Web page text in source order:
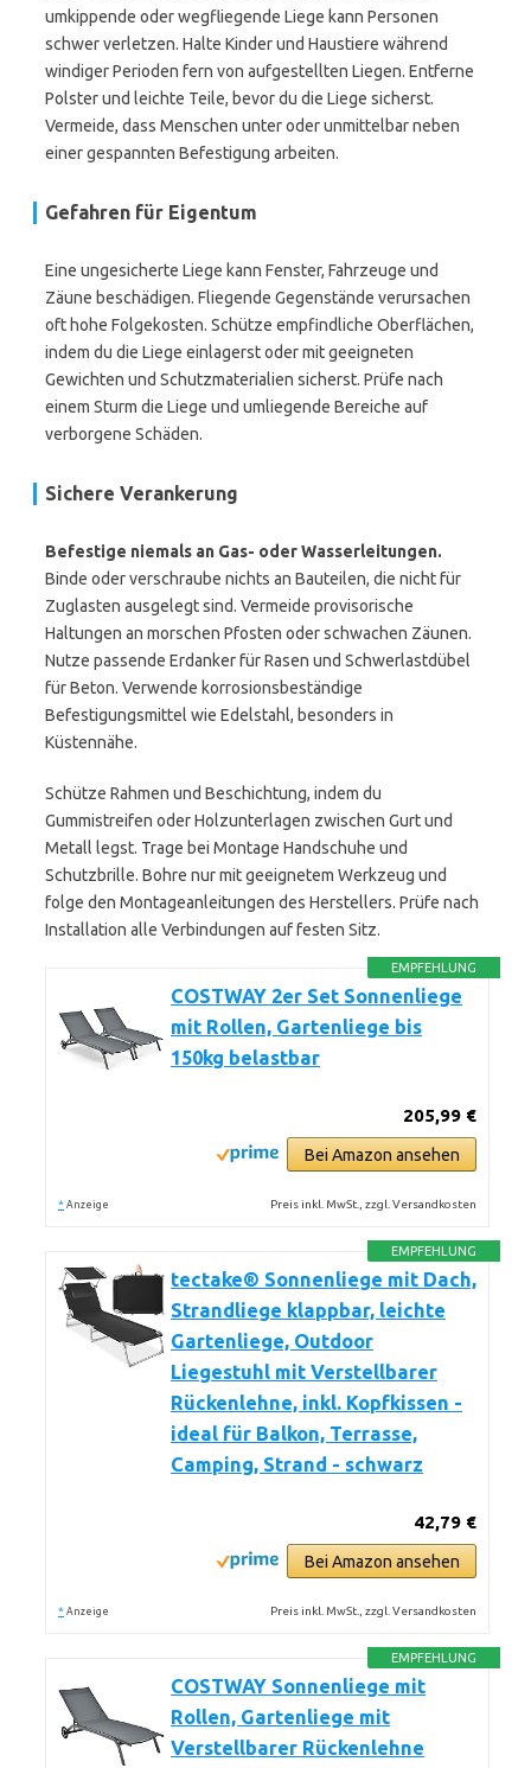
umkippende oder wegfliegende Liege kann Personen
schwer verletzen. Halte Kinder und Haustiere während
windiger Perioden fern von aufgestellten Liegen. Entferne
Polster und leichte Teile, bevor du die Liege sicherst.
Vermeide, dass Menschen unter oder unmittelbar neben
einer gespannten Befestigung arbeiten.
Gefahren für Eigentum
Eine ungesicherte Liege kann Fenster, Fahrzeuge und
Zäune beschädigen. Fliegende Gegenstände verursachen
oft hohe Folgekosten. Schütze empfindliche Oberflächen,
indem du die Liege einlagerst oder mit geeigneten
Gewichten und Schutzmaterialien sicherst. Prüfe nach
einem Sturm die Liege und umliegende Bereiche auf
verborgene Schäden.
Sichere Verankerung
Befestige niemals an Gas- oder Wasserleitungen.
Binde oder verschraube nichts an Bauteilen, die nicht für
Zuglasten ausgelegt sind. Vermeide provisorische
Haltungen an morschen Pfosten oder schwachen Zäunen.
Nutze passende Erdanker für Rasen und Schwerlastdübel
für Beton. Verwende korrosionsbeständige
Befestigungsmittel wie Edelstahl, besonders in
Küstennähe.
Schütze Rahmen und Beschichtung, indem du
Gummistreifen oder Holzunterlagen zwischen Gurt und
Metall legst. Trage bei Montage Handschuhe und
Schutzbrille. Bohre nur mit geeignetem Werkzeug und
folge den Montageanleitungen des Herstellers. Prüfe nach
Installation alle Verbindungen auf festen Sitz.
EMPFEHLUNG
COSTWAY 2er Set Sonnenliege
mit Rollen, Gartenliege bis
150kg belastbar
205,99 €
Bei Amazon ansehen
* Anzeige Preis inkl. MwSt., zzgl. Versandkosten
EMPFEHLUNG
tectake® Sonnenliege mit Dach,
Strandliege klappbar, leichte
Gartenliege, Outdoor
Liegestuhl mit Verstellbarer
Rückenlehne, inkl. Kopfkissen -
ideal für Balkon, Terrasse,
Camping, Strand - schwarz
42,79 €
Bei Amazon ansehen
* Anzeige Preis inkl. MwSt., zzgl. Versandkosten
EMPFEHLUNG
COSTWAY Sonnenliege mit
Rollen, Gartenliege mit
Verstellbarer Rückenlehne